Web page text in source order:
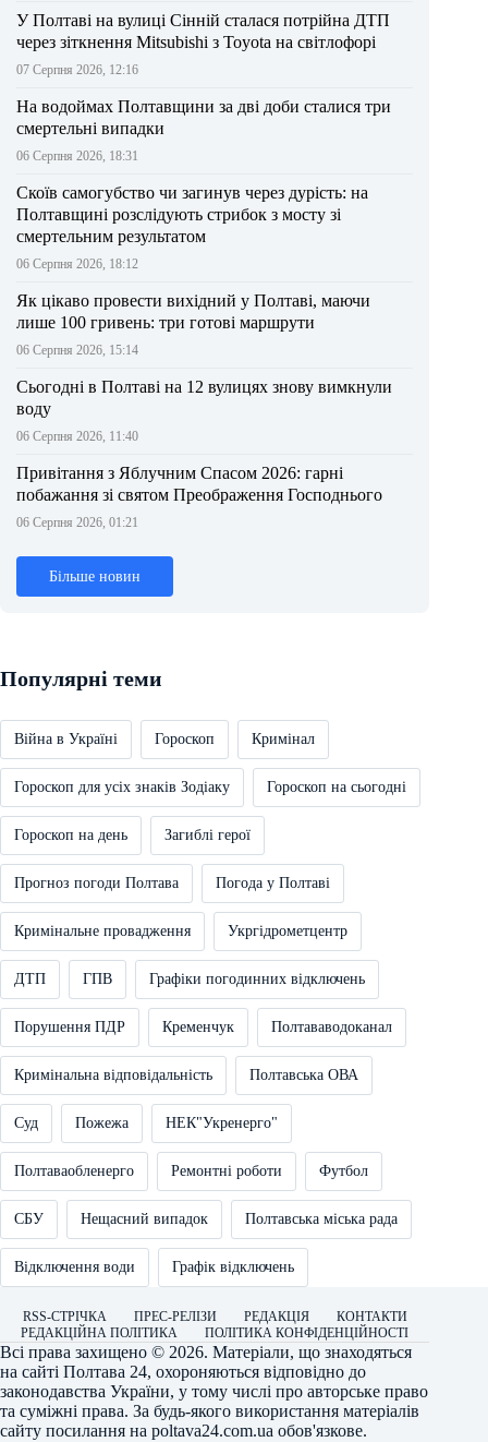
У Полтаві на вулиці Сінній сталася потрійна ДТП
через зіткнення Mitsubishi з Toyota на світлофорі
07 Серпня 2026, 12:16
На водоймах Полтавщини за дві доби сталися три
смертельні випадки
06 Серпня 2026, 18:31
Скоїв самогубство чи загинув через дурість: на
Полтавщині розслідують стрибок з мосту зі
смертельним результатом
06 Серпня 2026, 18:12
Як цікаво провести вихідний у Полтаві, маючи
лише 100 гривень: три готові маршрути
06 Серпня 2026, 15:14
Сьогодні в Полтаві на 12 вулицях знову вимкнули
воду
06 Серпня 2026, 11:40
Привітання з Яблучним Спасом 2026: гарні
побажання зі святом Преображення Господнього
06 Серпня 2026, 01:21
Більше новин
Популярні теми
Війна в Україні Гороскоп Кримінал
Гороскоп для усіх знаків Зодіаку Гороскоп на сьогодні
Гороскоп на день Загиблі герої
Прогноз погоди Полтава Погода у Полтаві
Кримінальне провадження Укргідрометцентр
ДТП ГПВ Графіки погодинних відключень
Порушення ПДР Кременчук Полтававодоканал
Кримінальна відповідальність Полтавська ОВА
Суд Пожежа НЕК"Укренерго"
Полтаваобленерго Ремонтні роботи Футбол
СБУ Нещасний випадок Полтавська міська рада
Відключення води Графік відключень
RSS-СТРІЧКА ПРЕС-РЕЛІЗИ РЕДАКЦІЯ
КОНТАКТИ
РЕДАКЦІЙНА ПОЛІТИКА
ПОЛІТИКА КОНФІДЕНЦІЙНОСТІ
Всі права захищено © 2026. Матеріали, що знаходяться
на сайті Полтава 24, охороняються відповідно до
законодавства України, у тому числі про авторське право
та суміжні права. За будь-якого використання матеріалів
сайту посилання на poltava24.com.ua обов'язкове.